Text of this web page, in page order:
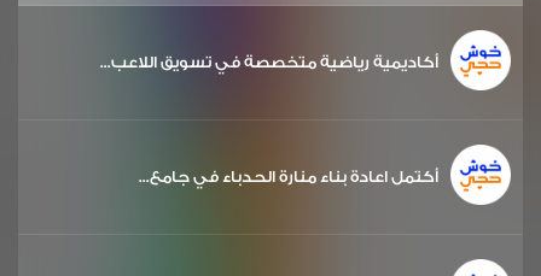
أكاديمية رياضية متخصصة في تسويق اللاعب...
أكتمل اعادة بناء منارة الحدباء في جامع...